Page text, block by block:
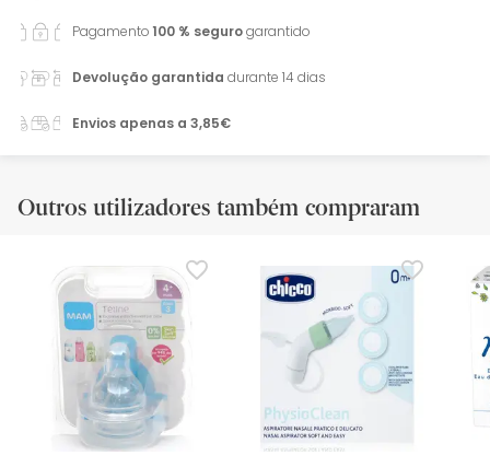
Pagamento100 % segurogarantido
Devolução garantida durante 14 dias
Envios apenas a 3,85€
Outros utilizadores também compraram